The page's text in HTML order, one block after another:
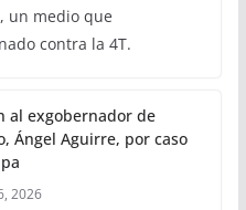
un medio que
contra la 4T.
al exgobernador de
Ángel Aguirre, por caso
2026